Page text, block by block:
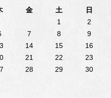
金 土
日
1
2
7 8
9
14 15
16
21 22
23
28 29
30